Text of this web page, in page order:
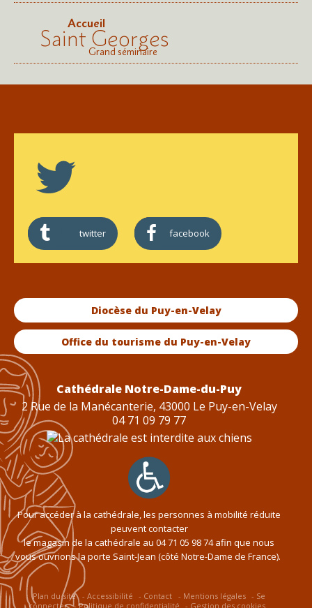
Accueil
Saint Georges
Grand séminaire
twitter facebook
Diocèse du Puy-en-Velay
Office du tourisme du Puy-en-Velay
Cathédrale Notre-Dame-du-Puy
2 Rue de la Manécanterie, 43000 Le Puy-en-Velay
04 71 09 79 77
Pour accéder à la cathédrale, les personnes à mobilité réduite
peuvent contacter
le magasin de la cathédrale au 04 71 05 98 74afin que nous
vous ouvrions la porte Saint-Jean (côté Notre-Dame de France).
Plan du site Accessibilité Contact Mentions légales
Se
connecter
Politique de confidentialité Gestion des cookies